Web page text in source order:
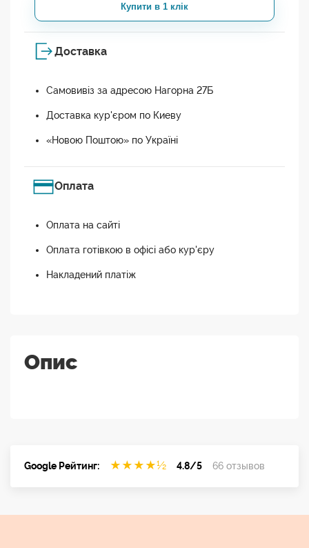
Купити в 1 клік
Доставка
Самовивіз за адресою Нагорна 27Б
Доставка кур'єром по Киеву
«Новою Поштою» по Україні
Оплата
Оплата на сайті
Оплата готівкою в офісі або кур'єру
Накладений платіж
Опис
Google Рейтинг: ★ ★ ★ ★½ 4.8/5 66 отзывов